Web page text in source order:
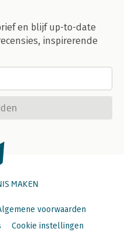
en blijf up-to-date
inspirerende
MAKEN
voorwaarden
Cookie instellingen